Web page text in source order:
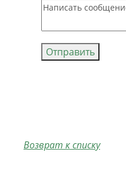
Отправить
Возврат к списку